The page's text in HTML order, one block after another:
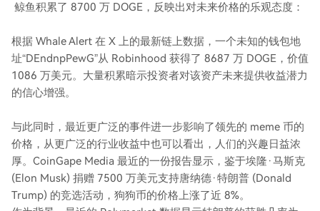
鲸鱼积累了 8700 万 DOGE，反映出对未来价格的乐观态度：
根据 Whale Alert 在 X 上的最新链上数据，一个未知的钱包地
址“DEndnpPewG”从 Robinhood 获得了 8687 万 DOGE，价值
1086 万美元。大量积累暗示投资者对该资产未来提供收益潜力
的信心增强。
与此同时，最近更广泛的事件进一步影响了领先的 meme 币的
价格，从更广泛的行业收益中也可以看出，人们的兴趣日益浓
厚。CoinGape Media 最近的一份报告显示，鉴于埃隆·马斯克
(Elon Musk) 捐赠 7500 万美元支持唐纳德·特朗普 (Donald
Trump) 的竞选活动，狗狗币的价格上涨了近 8%。